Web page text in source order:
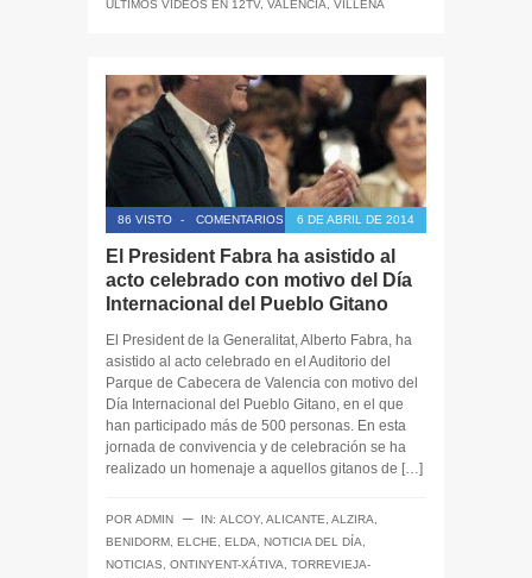
ÚLTIMOS VÍDEOS EN 12TV, VALENCIA VILLENA
86 VISTO - COMENTARIOS CERRADOS6 DE ABRIL DE 2014
El President Fabra ha asistido al
acto celebrado con motivo del Día
Internacional del Pueblo Gitano
El President de la Generalitat, Alberto Fabra, ha
asistido al acto celebrado en el Auditorio del
Parque de Cabecera de Valencia con motivo del
Día Internacional del Pueblo Gitano, en el que
han participado más de 500 personas. En esta
jornada de convivencia y de celebración se ha
realizado un homenaje a aquellos gitanos de […]
POR ADMIN ─ IN: ALCOY, ALICANTE ALZIRA
BENIDORM ELCHE ELDA NOTICIA DEL DÍA
NOTICIAS
ONTINYENT-XÁTIVA
TORREVIEJA-